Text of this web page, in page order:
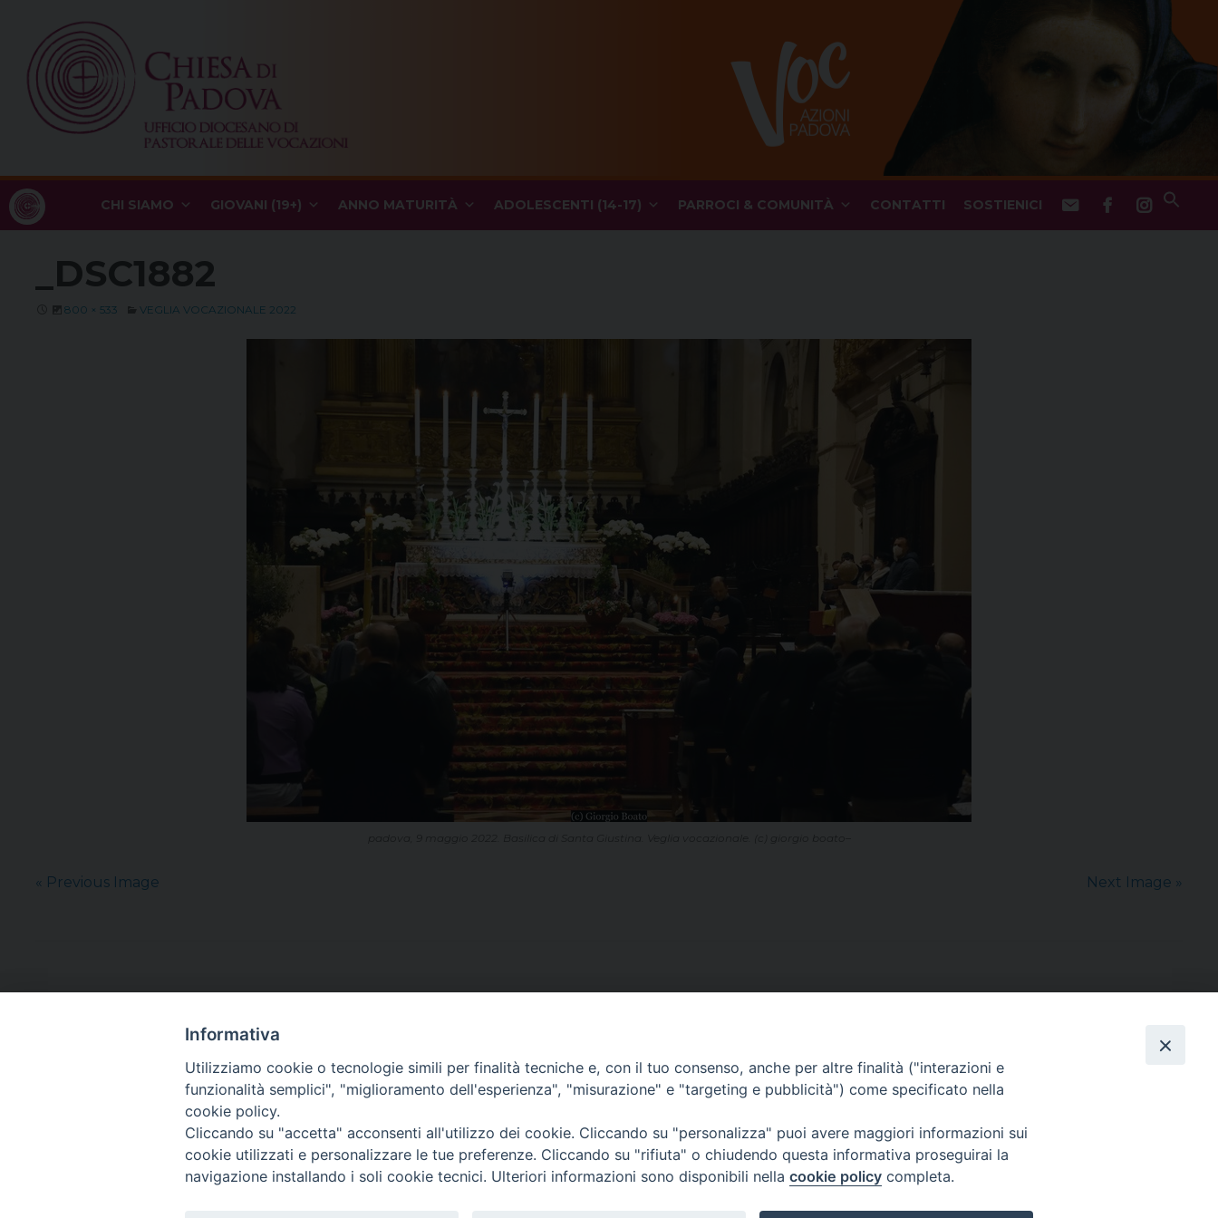
content
CHI SIAMO GIOVANI (19+) ANNO MATURITÀ ADOLESCENTI (14-17) PARROCI & COMUNITÀ CONTATTI SOSTIENICI
_DSC1882
800 × 533 VEGLIA VOCAZIONALE 2022
« Previous Image Next Image »
CONTATTI
via Bonporti, 20 – 35141 Padova
tel: +39 351 619 2354
e mail:
ufficiovocazionipadova@gmail. com
via Valmarana, 20 – 35133 Padova
instagram:
@casasantandreapadova
e mail:
casasantandreapadova@gmail.
Informativa
Utilizziamo cookie o tecnologie simili per finalità tecniche e, con il tuo consenso, anche per altre finalità ("interazioni e
funzionalità semplici", "miglioramento dell'esperienza", "misurazione" e "targeting e pubblicità") come specificato nella
cookie policy.
Cliccando su "accetta" acconsenti all'utilizzo dei cookie. Cliccando su "personalizza" puoi avere maggiori informazioni sui
cookie utilizzati e personalizzare le tue preferenze. Cliccando su "rifiuta" o chiudendo questa informativa proseguirai la
navigazione installando i soli cookie tecnici. Ulteriori informazioni sono disponibili nella cookie policy completa.